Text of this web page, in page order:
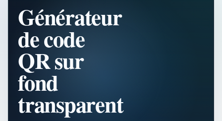
Générateur
de code
QR sur
fond
transparent